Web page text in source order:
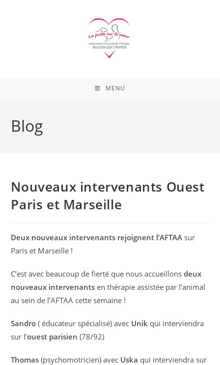
MENU
Blog
Nouveaux intervenants Ouest
Paris et Marseille
Deux nouveaux intervenants rejoignent l’AFTAA sur
Paris et Marseille !
C’est avec beaucoup de fierté que nous accueillonsdeux
nouveaux intervenants en thérapie assistée par l’animal
au sein de l’AFTAA cette semaine !
Sandro( éducateur spécialisé) avec Unik qui interviendra
sur l’ouest parisien(78/92)
Thomas (psychomotricien) avec Uska qui interviendra sur